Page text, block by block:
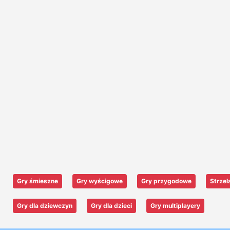
Gry śmieszne Gry wyścigowe Gry przygodowe
Gry dla dziewczyn Gry dla dzieci Gry multiplayery